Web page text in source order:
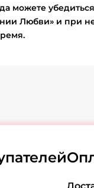
можете
Любви» и при